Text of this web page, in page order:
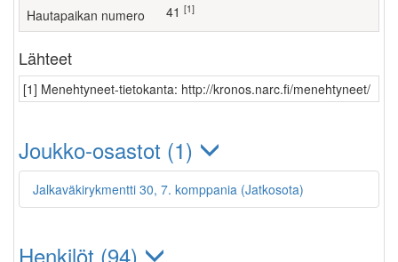
Hautapaikan numero 41 [1]
Lähteet
[1] Menehtyneet-tietokanta: http://kronos.narc.fi/menehtyneet/
Joukko-osastot (1)
Jalkaväkirykmentti 30, 7. komppania (Jatkosota)
Henkilöt (94)